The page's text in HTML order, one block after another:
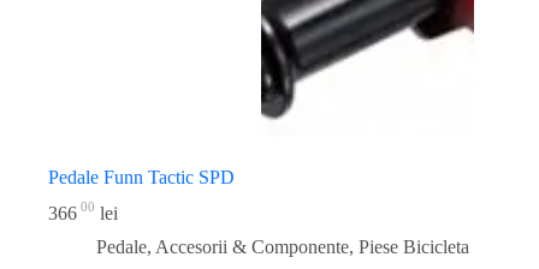
Pedale Funn Tactic SPD
366 00 lei
Pedale, Accesorii & Componente, Piese Bicicleta